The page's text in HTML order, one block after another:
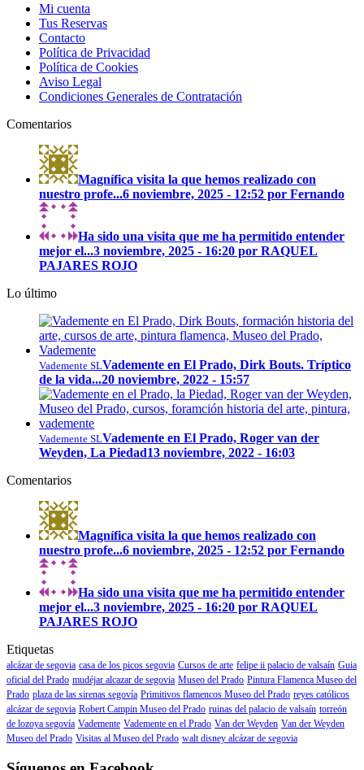
Mi cuenta
Tus Reservas
Contacto
Política de Privacidad
Política de Cookies
Aviso Legal
Condiciones Generales de Contratación
Comentarios
Magnífica visita la que hemos realizado con
nuestro profe...6 noviembre, 2025 - 12:52 por Fernando
Ha sido una visita que me ha permitido entender
mejor el...3 noviembre, 2025 - 16:20 por RAQUEL
PAJARES ROJO
Lo último
Vademente SLVademente en El Prado, Dirk Bouts. Tríptico
de la vida...20 noviembre, 2022 - 15:57
Vademente SLVademente en El Prado, Roger van der
Weyden, La Piedad13 noviembre, 2022 - 16:03
Comentarios
Magnífica visita la que hemos realizado con
nuestro profe...6 noviembre, 2025 - 12:52 por Fernando
Ha sido una visita que me ha permitido entender
mejor el...3 noviembre, 2025 - 16:20 por RAQUEL
PAJARES ROJO
Etiquetas
alcázar de segovia casa de los picos segovia Cursos de arte felipe ii palacio de valsaín Guia
oficial del Prado mudéjar alcazar de segovia Museo del Prado Pintura Flamenca Museo del
Prado plaza de las sirenas segovía Primitivos flamencos Museo del Prado reyes católicos
alcázar de segovia Robert Campin Museo del Prado ruinas del palacio de valsaín torreón
de lozoya segovía Vademente Vademente en el Prado Van der Weyden Van der Weyden
Museo del Prado Visitas al Museo del Prado walt disney alcázar de segovia